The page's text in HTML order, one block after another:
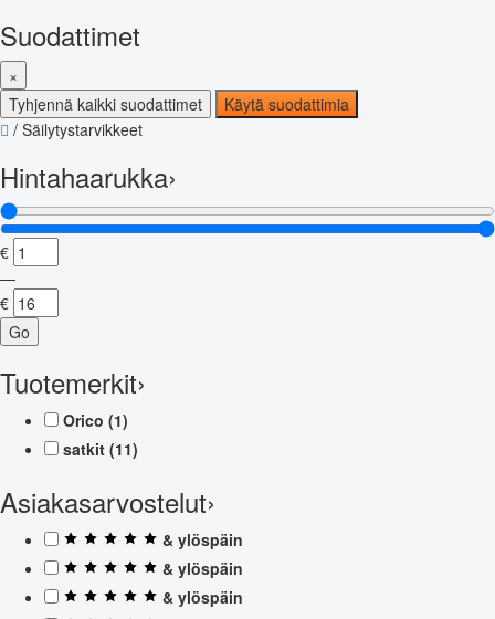
Suodattimet
×
Tyhjennä kaikki suodattimet
Käytä suodattimia
/ Säilytystarvikkeet
Hintahaarukka›
€
—
€
Go
Tuotemerkit›
Orico (1)
satkit (11)
Asiakasarvostelut›
& ylöspäin
& ylöspäin
& ylöspäin